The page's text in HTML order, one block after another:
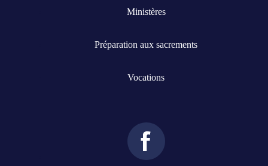
Ministères
Préparation aux sacrements
Vocations